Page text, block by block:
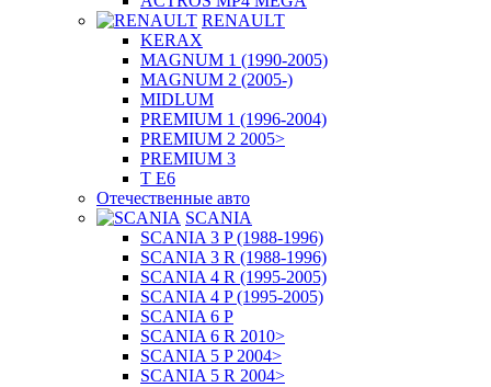
RENAULT
KERAX
MAGNUM 1 (1990-2005)
MAGNUM 2 (2005-)
MIDLUM
PREMIUM 1 (1996-2004)
PREMIUM 2 2005>
PREMIUM 3
T E6
Отечественные авто
SCANIA
SCANIA 3 P (1988-1996)
SCANIA 3 R (1988-1996)
SCANIA 4 R (1995-2005)
SCANIA 4 P (1995-2005)
SCANIA 6 P
SCANIA 6 R 2010>
SCANIA 5 P 2004>
SCANIA 5 R 2004>